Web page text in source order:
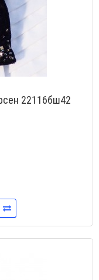
22116бш42